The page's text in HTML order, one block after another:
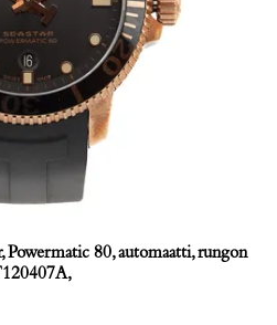
Powermatic 80, automaatti, rungon